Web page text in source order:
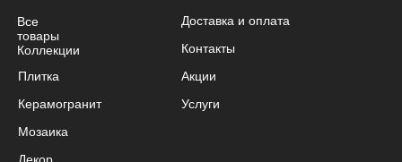
Плитка
Все
товары
Керамогранит
Мозаика
Доставка и оплата
Контакты
Акции
Услуги
Коллекции